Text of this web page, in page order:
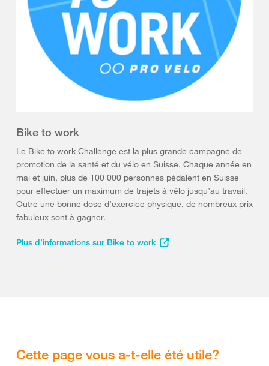
Bike to work
Le Bike to work Challenge est la plus grande campagne de
promotion de la santé et du vélo en Suisse. Chaque année en
mai et juin, plus de 100 000 personnes pédalent en Suisse
pour effectuer un maximum de trajets à vélo jusqu’au travail.
Outre une bonne dose d’exercice physique, de nombreux prix
fabuleux sont à gagner.
Plus d’informations sur Bike to work
Cette page vous a-t-elle été utile?